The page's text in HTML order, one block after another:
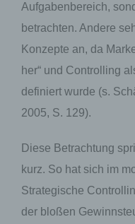
Aufgabenbereich,
betrachten. Andere
Konzepte an, da
her“ und Controlling
definiert wurde (s.
2005, S. 129).
Diese Betrachtung
kurz. So hat sich im
Strategische
der bloßen